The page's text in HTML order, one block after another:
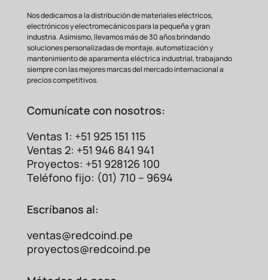
Nos dedicamos a la distribución de materiales eléctricos,
electrónicos y electromecánicos para la pequeña y gran
industria. Asimismo, llevamos más de 30 años brindando
soluciones personalizadas de montaje, automatización y
mantenimiento de aparamenta eléctrica industrial, trabajando
siempre con las mejores marcas del mercado internacional a
precios competitivos.
Comunícate con nosotros:
Ventas 1: +51 925 151 115
Ventas 2: +51 946 841 941
Proyectos: +51 928126 100
Teléfono fijo: (01) 710 – 9694
Escríbanos al:
ventas@redcoind.pe
proyectos@redcoind.pe